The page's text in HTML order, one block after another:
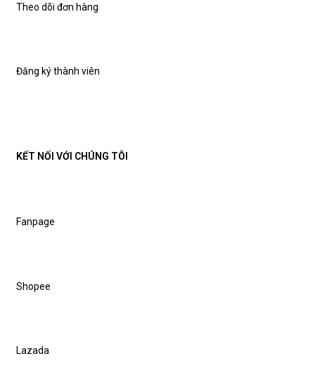
Theo dõi đơn hàng
Đăng ký thành viên
KẾT NỐI VỚI CHÚNG TÔI
Fanpage
Shopee
Lazada